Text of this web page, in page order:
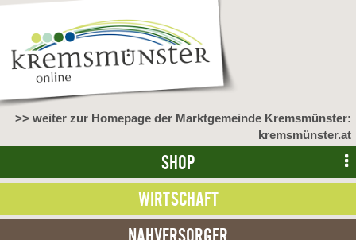
>> weiter zur Homepage der Marktgemeinde Kremsmünster:
kremsmünster.at
SHOP
WIRTSCHAFT
NAHVERSORGER